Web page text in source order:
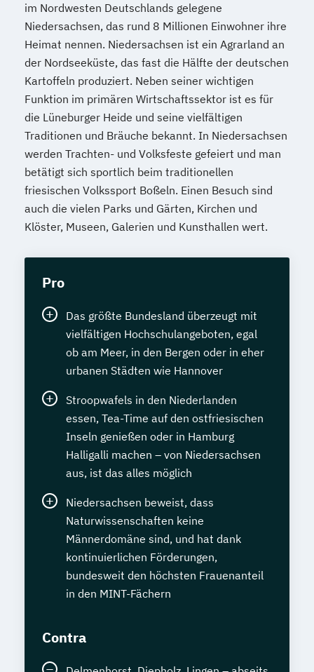
im Nordwesten Deutschlands gelegene
Niedersachsen, das rund 8 Millionen Einwohner ihre
Heimat nennen. Niedersachsen ist ein Agrarland an
der Nordseeküste, das fast die Hälfte der deutschen
Kartoffeln produziert. Neben seiner wichtigen
Funktion im primären Wirtschaftssektor ist es für
die Lüneburger Heide und seine vielfältigen
Traditionen und Bräuche bekannt. In Niedersachsen
werden Trachten- und Volksfeste gefeiert und man
betätigt sich sportlich beim traditionellen
friesischen Volkssport Boßeln. Einen Besuch sind
auch die vielen Parks und Gärten, Kirchen und
Klöster, Museen, Galerien und Kunsthallen wert.
Pro
Das größte Bundesland überzeugt mit
vielfältigen Hochschulangeboten, egal
ob am Meer, in den Bergen oder in eher
urbanen Städten wie Hannover
Stroopwafels in den Niederlanden
essen, Tea-Time auf den ostfriesischen
Inseln genießen oder in Hamburg
Halligalli machen – von Niedersachsen
aus, ist das alles möglich
Niedersachsen beweist, dass
Naturwissenschaften keine
Männerdomäne sind, und hat dank
kontinuierlichen Förderungen,
bundesweit den höchsten Frauenanteil
in den MINT-Fächern
Contra